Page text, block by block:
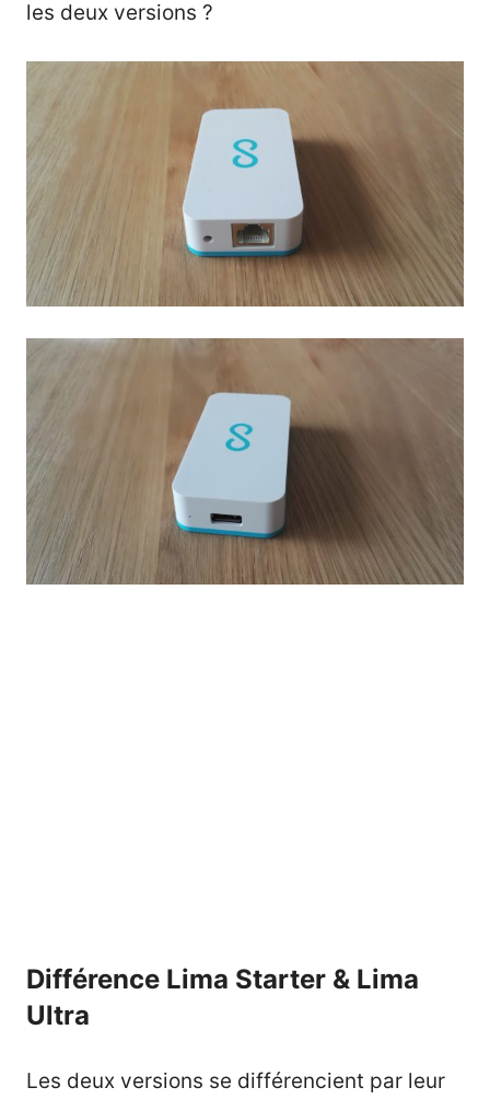
les deux versions ?
Différence Lima Starter & Lima
Ultra
Les deux versions se différencient par leur